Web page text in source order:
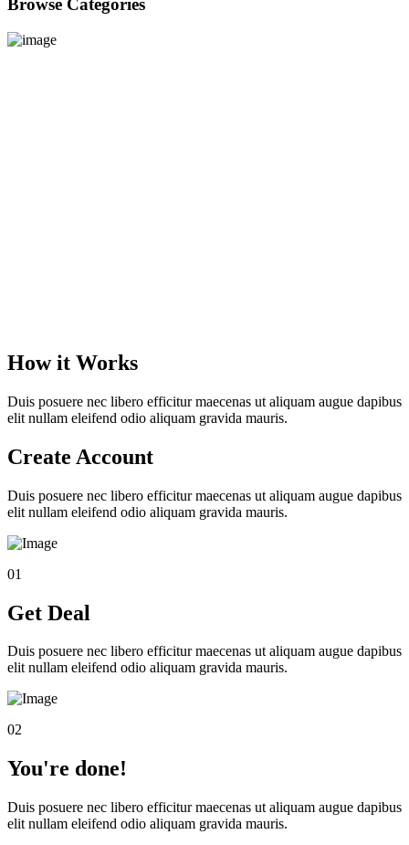
Browse Categories
How it Works
Duis posuere nec libero efficitur maecenas ut aliquam augue dapibus
elit nullam eleifend odio aliquam gravida mauris.
Create Account
Duis posuere nec libero efficitur maecenas ut aliquam augue dapibus
elit nullam eleifend odio aliquam gravida mauris.
01
Get Deal
Duis posuere nec libero efficitur maecenas ut aliquam augue dapibus
elit nullam eleifend odio aliquam gravida mauris.
02
You're done!
Duis posuere nec libero efficitur maecenas ut aliquam augue dapibus
elit nullam eleifend odio aliquam gravida mauris.